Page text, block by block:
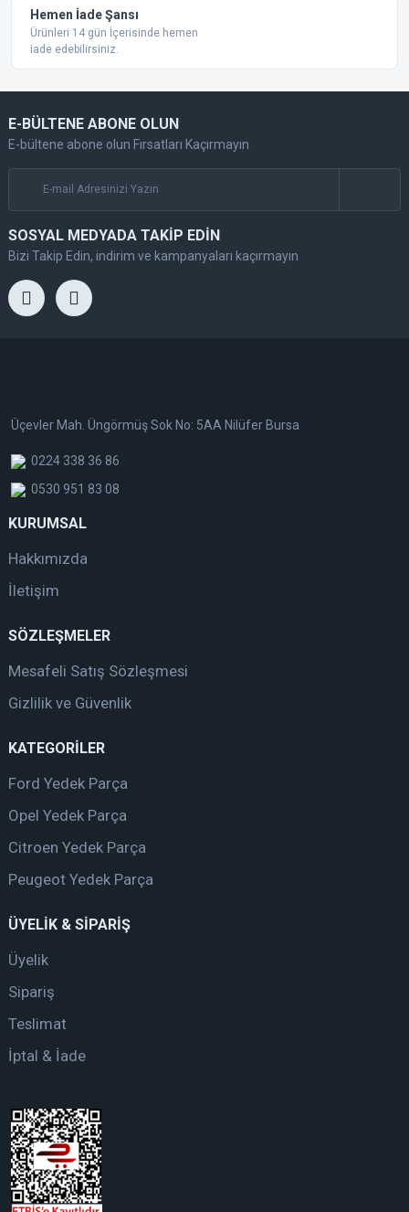
Hemen İade Şansı
Ürünleri 14 gün İçerisinde hemen
iade edebilirsiniz.
E-BÜLTENE ABONE OLUN
E-bültene abone olun Fırsatları Kaçırmayın
SOSYAL MEDYADA TAKİP EDİN
Bizi Takip Edin, indirim ve kampanyaları kaçırmayın
Üçevler Mah. Üngörmüş Sok No: 5AA Nilüfer Bursa
0224 338 36 86
0530 951 83 08
KURUMSAL
Hakkımızda
İletişim
SÖZLEŞMELER
Mesafeli Satış Sözleşmesi
Gizlilik ve Güvenlik
KATEGORİLER
Ford Yedek Parça
Opel Yedek Parça
Citroen Yedek Parça
Peugeot Yedek Parça
ÜYELİK & SİPARİŞ
Üyelik
Sipariş
Teslimat
İptal & İade